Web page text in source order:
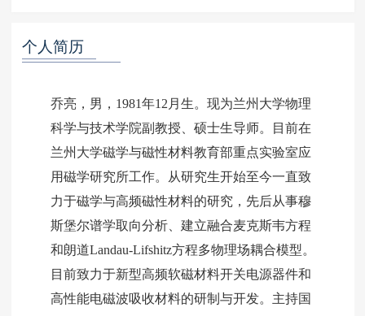
个人简历
乔亮，男，1981年12月生。现为兰州大学物理
科学与技术学院副教授、硕士生导师。目前在
兰州大学磁学与磁性材料教育部重点实验室应
用磁学研究所工作。从研究生开始至今一直致
力于磁学与高频磁性材料的研究，先后从事穆
斯堡尔谱学取向分析、建立融合麦克斯韦方程
和朗道Landau-Lifshitz方程多物理场耦合模型。
目前致力于新型高频软磁材料开关电源器件和
高性能电磁波吸收材料的研制与开发。主持国